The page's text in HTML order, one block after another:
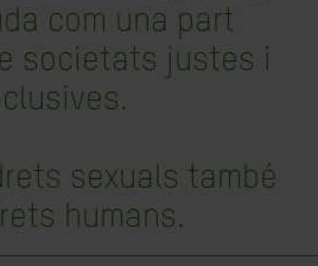
com una part
societats justes i
sexuals també
humans.